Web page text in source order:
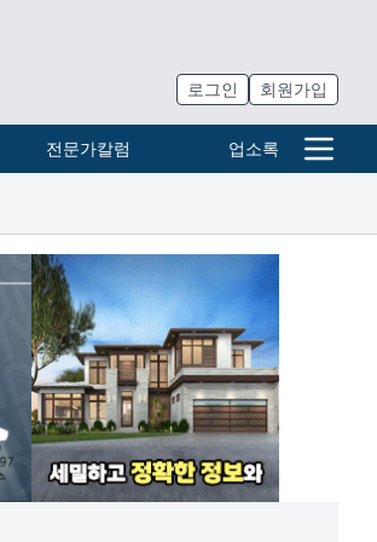
로그인 회원가입
전문가칼럼 업소록